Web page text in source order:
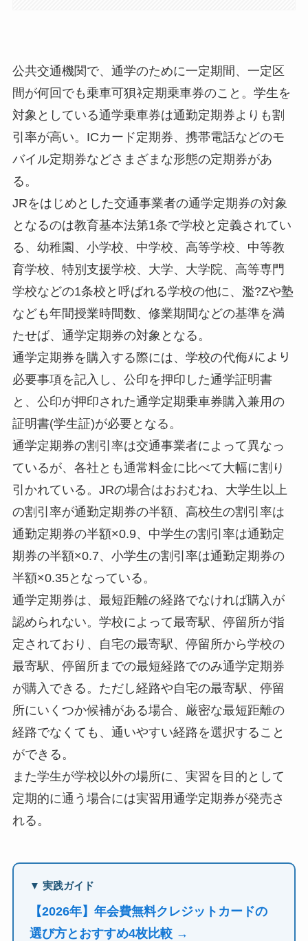
公共交通機関で、通学のために一定期間、一定区
間が何回でも乗車可狽ﾈ定期乗車券のこと。学生を
対象としている通学乗車券は通勤定期券よりも割
引率が高い。ICカード定期券、携帯電話などのモ
バイル定期券などさまざまな形態の定期券があ
る。
JRをはじめとした交通事業者の通学定期券の対象
となるのは教育基本法第1条で学校と定義されてい
る、幼稚園、小学校、中学校、高等学校、中等教
育学校、特別支援学校、大学、大学院、高等専門
学校などの1条校と呼ばれる学校の他に、濫?Zや塾
なども年間授業時間数、修業期間などの基準を満
たせば、通学定期券の対象となる。
通学定期券を購入する際には、学校の代侮ﾒにより
必要事項を記入し、公印を押印した通学証明書
と、公印が押印された通学定期乗車券購入兼用の
証明書(学生証)が必要となる。
通学定期券の割引率は交通事業者によって異なっ
ているが、各社とも通常料金に比べて大幅に割り
引かれている。JRの場合はおおむね、大学生以上
の割引率が通勤定期券の半額、高校生の割引率は
通勤定期券の半額×0.9、中学生の割引率は通勤定
期券の半額×0.7、小学生の割引率は通勤定期券の
半額×0.35となっている。
通学定期券は、最短距離の経路でなければ購入が
認められない。学校によって最寄駅、停留所が指
定されており、自宅の最寄駅、停留所から学校の
最寄駅、停留所までの最短経路でのみ通学定期券
が購入できる。ただし経路や自宅の最寄駅、停留
所にいくつか候補がある場合、厳密な最短距離の
経路でなくても、通いやすい経路を選択すること
ができる。
また学生が学校以外の場所に、実習を目的として
定期的に通う場合には実習用通学定期券が発売さ
れる。
▼ 実践ガイド
【2026年】年会費無料クレジットカードの
選び方とおすすめ4枚比較 →